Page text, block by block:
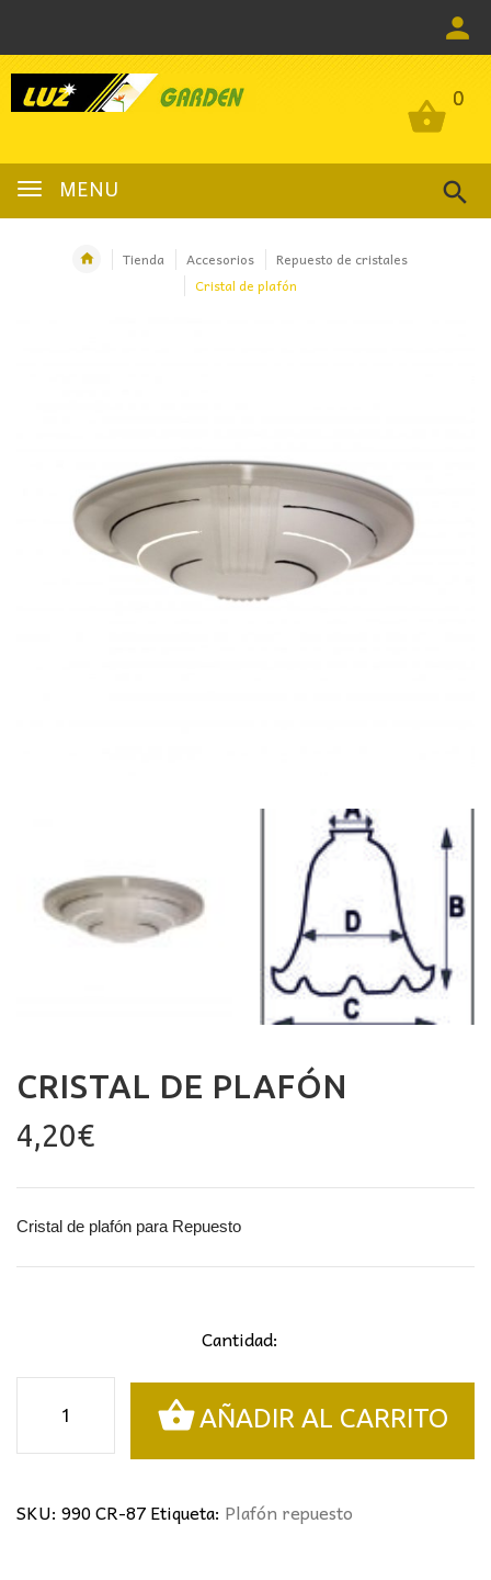
0
MENU
0
Tienda Accesorios
Repuesto de cristales
Cristal de plafón
CRISTAL DE PLAFÓN
4,20€
Cristal de plafón para Repuesto
Cantidad:
plafón
AÑADIR AL CARRITO
SKU: 990 CR-87Etiqueta: Plafón repuesto